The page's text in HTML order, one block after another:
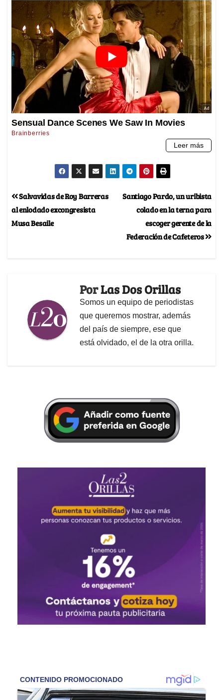
Santiago Pardo, un uribista
colado en la terna para
escoger gerente de la
Federación de Cafeteros
Salvavidas de Roy Barreras
al enlodado excongresista
Musa Besaile
PorLas Dos Orillas
Somos un equipo de periodistas
que queremos mostrar, además
del país de siempre, ese que
está olvidado, el de la otra orilla.